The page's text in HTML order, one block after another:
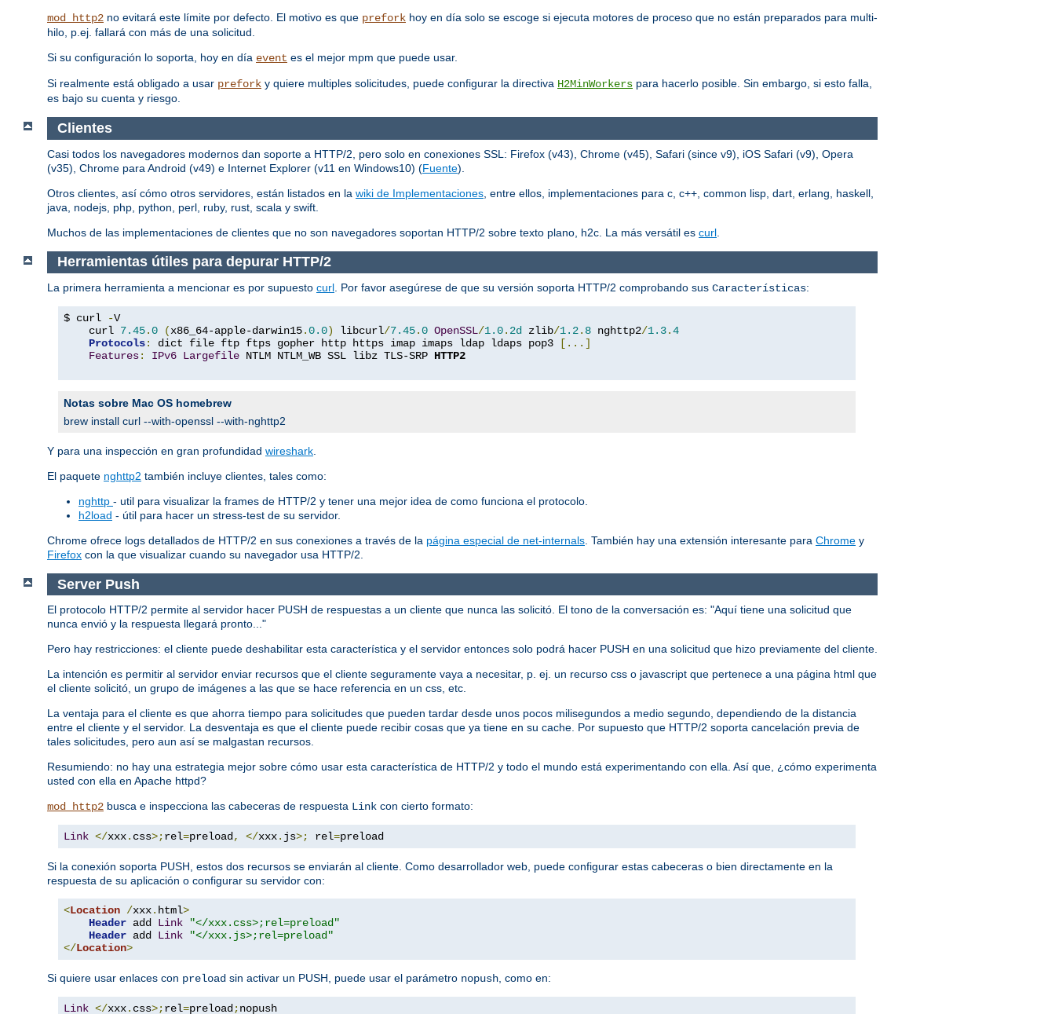
mod_http2 no evitará este límite por defecto. El motivo es que prefork hoy en día solo se escoge si ejecuta motores de proceso que no están preparados para multi-
hilo, p.ej. fallará con más de una solicitud.
Si su configuración lo soporta, hoy en día event es el mejor mpm que puede usar.
Si realmente está obligado a usar prefork y quiere multiples solicitudes, puede configurar la directiva H2MinWorkers para hacerlo posible. Sin embargo, si esto falla,
es bajo su cuenta y riesgo.
Clientes
Casi todos los navegadores modernos dan soporte a HTTP/2, pero solo en conexiones SSL: Firefox (v43), Chrome (v45), Safari (since v9), iOS Safari (v9), Opera
(v35), Chrome para Android (v49) e Internet Explorer (v11 en Windows10) (Fuente).
Otros clientes, así cómo otros servidores, están listados en la wiki de Implementaciones , entre ellos, implementaciones para c, c++, common lisp, dart, erlang, haskell,
java, nodejs, php, python, perl, ruby, rust, scala y swift.
Muchos de las implementaciones de clientes que no son navegadores soportan HTTP/2 sobre texto plano, h2c. La más versátil es curl
Herramientas útiles para depurar HTTP/2
La primera herramienta a mencionar es por supuesto curl . Por favor asegúrese de que su versión soporta HTTP/2 comprobando sus Características:
$ curl -V
    curl
7.45.0 (x86_64-apple-darwin15.0.0) libcurl/7.45.0 OpenSSL/1.0. 2d zlib/1.2. 8 nghttp2/1.3.4
Protocols: dict file ftp ftps gopher http https imap imaps ldap ldaps pop3
[...]
Features: IPv6 Largefile NTLM NTLM_WB SSL libz TLS-SRP HTTP2
Notas sobre Mac OS homebrew
brew install curl --with-openssl --with-nghttp2
Y para una inspección en gran profundidad wireshark
El paquete nghttp2 también incluye clientes, tales como:
nghttp - util para visualizar la frames de HTTP/2 y tener una mejor idea de como funciona el protocolo.
h2load - útil para hacer un stress-test de su servidor.
Chrome ofrece logs detallados de HTTP/2 en sus conexiones a través de la página especial de net-internals . También hay una extensión interesante para Chrome y
Firefox con la que visualizar cuando su navegador usa HTTP/2.
Server Push
El protocolo HTTP/2 permite al servidor hacer PUSH de respuestas a un cliente que nunca las solicitó. El tono de la conversación es: "Aquí tiene una solicitud que
nunca envió y la respuesta llegará pronto..."
Pero hay restricciones: el cliente puede deshabilitar esta característica y el servidor entonces solo podrá hacer PUSH en una solicitud que hizo previamente del cliente.
La intención es permitir al servidor enviar recursos que el cliente seguramente vaya a necesitar, p. ej. un recurso css o javascript que pertenece a una página html que
el cliente solicitó, un grupo de imágenes a las que se hace referencia en un css, etc.
La ventaja para el cliente es que ahorra tiempo para solicitudes que pueden tardar desde unos pocos milisegundos a medio segundo, dependiendo de la distancia
entre el cliente y el servidor. La desventaja es que el cliente puede recibir cosas que ya tiene en su cache. Por supuesto que HTTP/2 soporta cancelación previa de
tales solicitudes, pero aun así se malgastan recursos.
Resumiendo: no hay una estrategia mejor sobre cómo usar esta característica de HTTP/2 y todo el mundo está experimentando con ella. Así que, ¿cómo experimenta
usted con ella en Apache httpd?
mod_http2 busca e inspecciona las cabeceras de respuesta Link con cierto formato:
Link </xxx. css>;rel=preload, </xxx. js>; rel=preload
Si la conexión soporta PUSH, estos dos recursos se enviarán al cliente. Como desarrollador web, puede configurar estas cabeceras o bien directamente en la
respuesta de su aplicación o configurar su servidor con:
<Location /xxx. html>
Header add Link
"</xxx.css>;rel=preload"
Header add Link
"</xxx.js>;rel=preload"
</Location>
Si quiere usar enlaces con preload sin activar un PUSH, puede usar el parámetro nopush, como en:
Link </xxx. css>;rel=preload;nopush